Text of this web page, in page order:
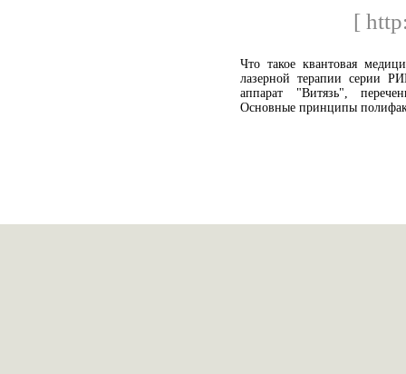
[
Что такое квантовая
лазерной терапии серии
аппарат "Витязь",
Основные принципы